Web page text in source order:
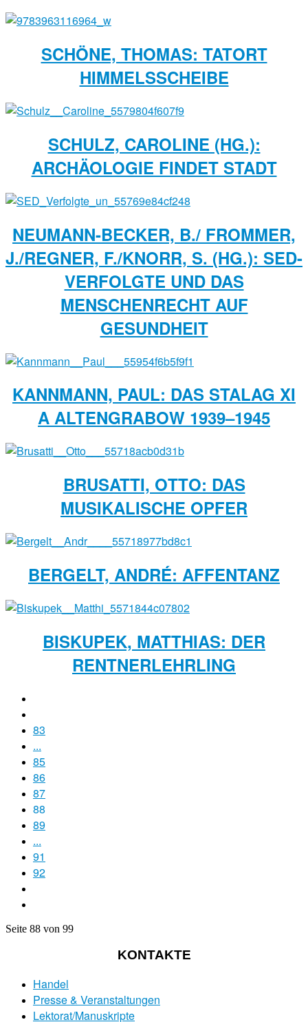
SCHÖNE, THOMAS: TATORT
HIMMELSSCHEIBE
SCHULZ, CAROLINE (HG.):
ARCHÄOLOGIE FINDET STADT
NEUMANN-BECKER, B./ FROMMER,
J./REGNER, F./KNORR, S. (HG.): SED-
VERFOLGTE UND DAS
MENSCHENRECHT AUF
GESUNDHEIT
KANNMANN, PAUL: DAS STALAG XI
A ALTENGRABOW 1939–1945
BRUSATTI, OTTO: DAS
MUSIKALISCHE OPFER
BERGELT, ANDRÉ: AFFENTANZ
BISKUPEK, MATTHIAS: DER
RENTNERLEHRLING
83
...
85
86
87
88
89
...
91
92
Seite 88 von 99
KONTAKTE
Handel
Presse & Veranstaltungen
Lektorat/Manuskripte